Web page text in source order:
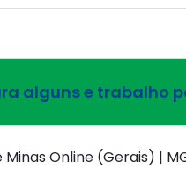
alguns e trabalho
Minas Online (Gerais) |